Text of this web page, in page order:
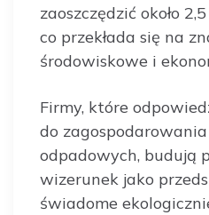
zaoszczędzić około
co przekłada się na
środowiskowe i
Firmy, które
do
odpadowych, budują
wizerunek jako
świadome